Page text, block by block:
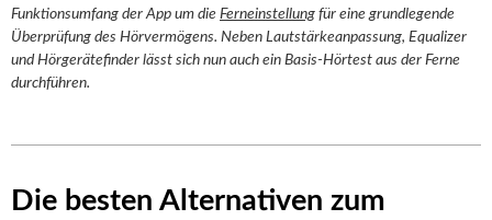
Funktionsumfang der App um die Ferneinstellung für eine grundlegende
Überprüfung des Hörvermögens. Neben Lautstärkeanpassung, Equalizer
und Hörgerätefinder lässt sich nun auch ein Basis-Hörtest aus der Ferne
durchführen.
Die besten Alternativen zum